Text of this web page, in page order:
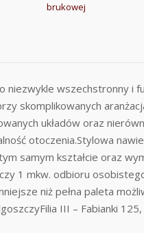
brukowej
niezwykle wszechstronny
skomplikowanych
układów oraz
otoczenia.Stylowa
samym kształcie oraz
1 mkw. odbioru
niż pełna paleta
III – Fabianki 125,